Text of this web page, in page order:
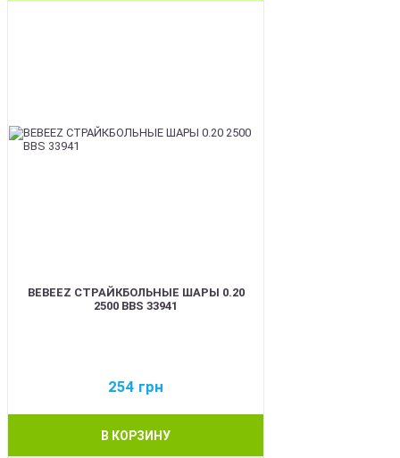
BEBEEZ СТРАЙКБОЛЬНЫЕ ШАРЫ 0.20
2500 BBS 33941
254 грн
В КОРЗИНУ